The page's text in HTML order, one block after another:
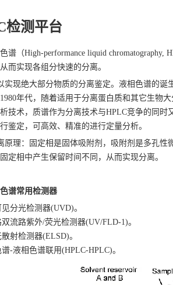
检测平台
谱（High-performance liquid
而实现各组分快速的分离。
实现绝大部分物质的分离鉴定。液相色谱的
年代，随着适用于分离蛋白质和其它生物
技术，质谱作为分离技术与HPLC竞争的同时
鉴定，可高效、精准的进行定量分析。
原理：固定相是固体吸附剂，吸附剂是多孔性
定相中产生保留时间不同，从而实现分离。
谱常用检测器
分光检测器(UVD)。
流路紫外/荧光检测器(UV/FLD-1)。
射检测器(ELSD)。
-液相色谱联用(HPLC-HPLC)。